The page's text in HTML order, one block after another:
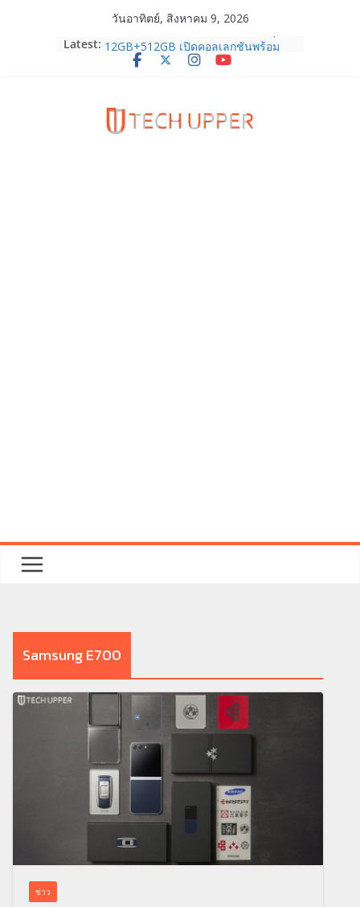
วันอาทิตย์, สิงหาคม 9, 2026
Latest:
OPPO Reno16 5G มาพร้อมความจุใหม่
12GB+512GB เปิดคอลเลกชันพร้อม
เพื่อนซี้ไอคอนิกคนล่าสุด Pingu Limited
Fold8, Flip8, Watch Ultra2 และ
Watch9 ประกาศความสำเร็จ ยอดสั่ง
Samsung E700
ข่าว